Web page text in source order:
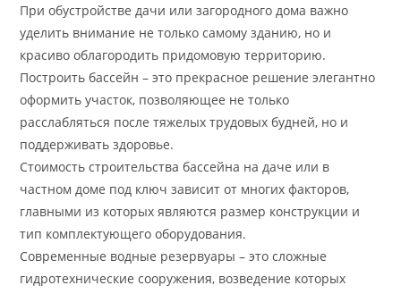
При обустройстве дачи или загородного дома важно
уделить внимание не только самому зданию, но и
красиво облагородить придомовую территорию.
Построить бассейн – это прекрасное решение элегантно
оформить участок, позволяющее не только
расслабляться после тяжелых трудовых будней, но и
поддерживать здоровье.
Стоимость строительства бассейна на даче или в
частном доме под ключ зависит от многих факторов,
главными из которых являются размер конструкции и
тип комплектующего оборудования.
Современные водные резервуары – это сложные
гидротехнические сооружения, возведение которых